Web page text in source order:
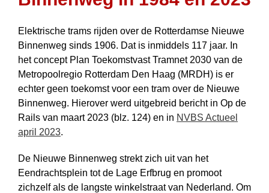
Elektrische trams rijden over de Rotterdamse Nieuwe
Binnenweg sinds 1906. Dat is inmiddels 117 jaar. In
het concept Plan Toekomstvast Tramnet 2030 van de
Metropoolregio Rotterdam Den Haag (MRDH) is er
echter geen toekomst voor een tram over de Nieuwe
Binnenweg. Hierover werd uitgebreid bericht in Op de
Rails van maart 2023 (blz. 124) en in NVBS Actueel
april 2023.
De Nieuwe Binnenweg strekt zich uit van het
Eendrachtsplein tot de Lage Erfbrug en promoot
zichzelf als de langste winkelstraat van Nederland. Om